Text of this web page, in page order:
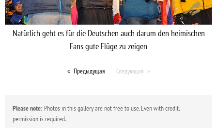
Natürlich geht es für die Deutschen auch darum den heimischen
Fans gute Flüge zu zeigen
Предыдущая Следующая
Please note: Photos in this gallery are not free to use. Even with credit,
permission is required.